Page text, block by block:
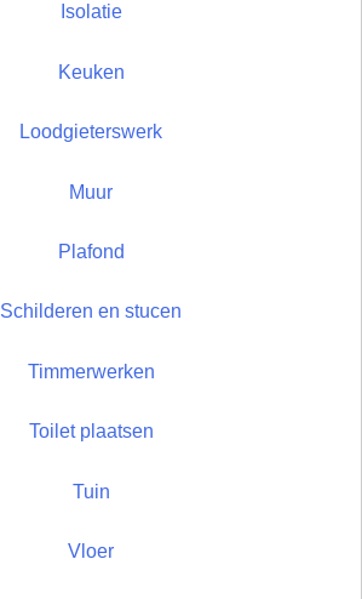
Isolatie
Keuken
Loodgieterswerk
Muur
Plafond
Schilderen en stucen
Timmerwerken
Toilet plaatsen
Tuin
Vloer